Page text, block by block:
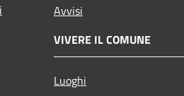
Avvisi
VIVERE IL COMUNE
Luoghi